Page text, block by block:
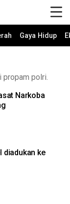
Gaya Hidup
propam polri.
Narkoba
diadukan ke